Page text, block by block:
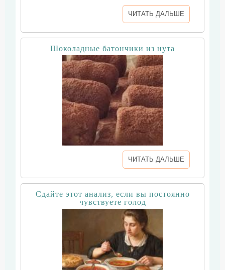
ЧИТАТЬ ДАЛЬШЕ
Шоколадные батончики из нута
ЧИТАТЬ ДАЛЬШЕ
Сдайте этот анализ, если вы постоянно
чувствуете голод